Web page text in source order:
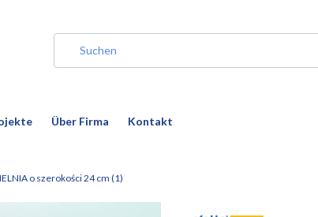
Über Firma Kontakt
o szerokości 24 cm (1)